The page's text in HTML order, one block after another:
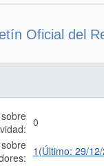
Oficial del
0
1(Último: 29/